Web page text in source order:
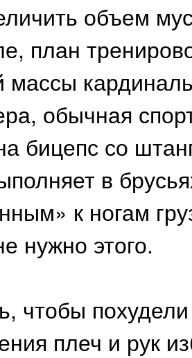
объем
план
обычная
бицепс со
в
к ногам
нужно этого.
чтобы
плеч и рук